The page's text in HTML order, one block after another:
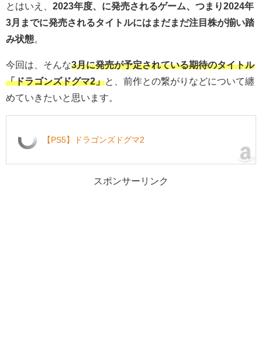
とはいえ、 2023年度、に発売されるゲーム、つまり2024年
3月までに発売されるタイトルにはまだまだ注目株が揃い踏
み状態
今回は、そんな3月に発売が予定されている期待のタイトル
「ドラゴンズドグマ2」と、前作との繋がりなどについて纏
めていきたいと思います。
【PS5】ドラゴンズドグマ2
スポンサーリンク